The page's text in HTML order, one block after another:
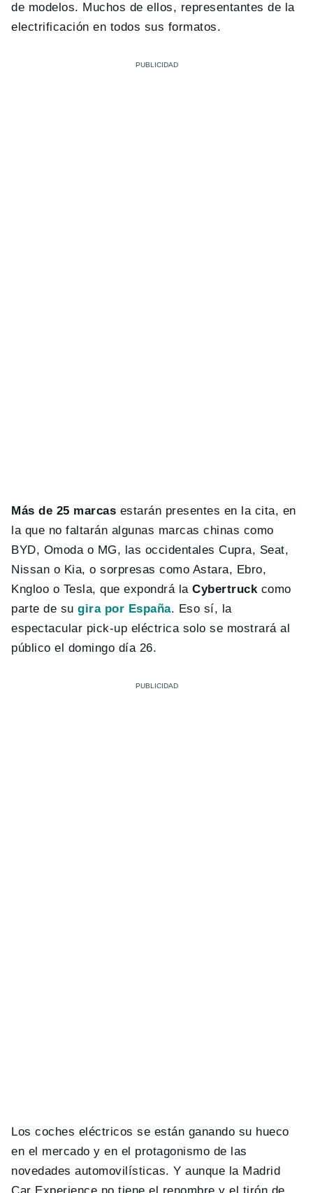
de modelos. Muchos de ellos, representantes de la
electrificación en todos sus formatos.
Más de 25 marcas estarán presentes en la cita, en
la que no faltarán algunas marcas chinas como
BYD, Omoda o MG, las occidentales Cupra, Seat,
Nissan o Kia, o sorpresas como Astara, Ebro,
Kngloo o Tesla, que expondrá laCybertruckcomo
parte de sugira por España. Eso sí, la
espectacular pick-up eléctrica solo se mostrará al
público el domingo día 26.
Los coches eléctricos se están ganando su hueco
en el mercado y en el protagonismo de las
novedades automovilísticas. Y aunque la Madrid